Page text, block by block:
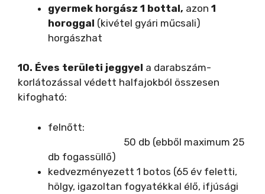
gyermek horgász 1 bottal, azon 1
horoggal (kivétel gyári műcsali)
horgászhat
10. Éves területi jeggyel a darabszám-
korlátozással védett halfajokból összesen
kifogható:
felnőtt:
50 db (ebből maximum 25
db fogassüllő)
kedvezményezett 1 botos (65 év feletti,
hölgy, igazoltan fogyatékkal élő, ifjúsági